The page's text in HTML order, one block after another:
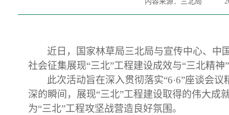
近日，国家林草局三北局与宣传中心、中
社会征集展现“三北”工程建设成效与“三北精神
此次活动旨在深入贯彻落实“6·6”座谈会议
深的瞬间，展现“三北”工程建设取得的伟大成
为“三北”工程攻坚战营造良好氛围。